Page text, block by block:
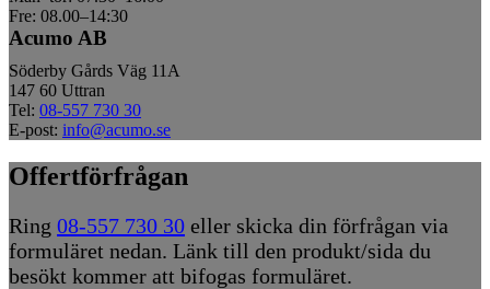
Fre: 08.00–14:30
Acumo AB
Söderby Gårds Väg 11A
147 60 Uttran
Tel: 08-557 730 30
E-post: info@acumo.se
Offertförfrågan
Ring 08-557 730 30 eller skicka din förfrågan via
formuläret nedan. Länk till den produkt/sida du
besökt kommer att bifogas formuläret.